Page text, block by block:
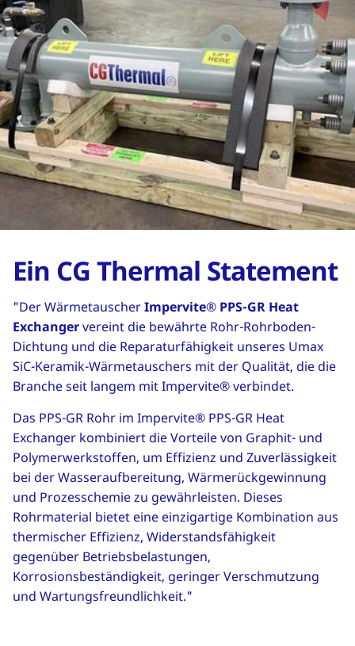
Ein CG Thermal Statement
"Der WärmetauscherImpervite® PPS-GR Heat
Exchangervereint die bewährte Rohr-Rohrboden-
Dichtung und die Reparaturfähigkeit unseres Umax
SiC-Keramik-Wärmetauschers mit der Qualität, die die
Branche seit langem mit Impervite® verbindet.
Das PPS-GR Rohr im Impervite® PPS-GR Heat
Exchanger kombiniert die Vorteile von Graphit- und
Polymerwerkstoffen, um Effizienz und Zuverlässigkeit
bei der Wasseraufbereitung, Wärmerückgewinnung
und Prozesschemie zu gewährleisten. Dieses
Rohrmaterial bietet eine einzigartige Kombination aus
thermischer Effizienz, Widerstandsfähigkeit
gegenüber Betriebsbelastungen,
Korrosionsbeständigkeit, geringer Verschmutzung
und Wartungsfreundlichkeit."